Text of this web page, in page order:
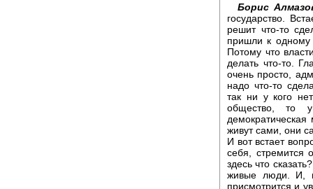
Борис
государство.
решит что-то
пришли к одному
Потому что
делать что-то.
очень просто,
надо что-то
так ни у кого
общество, то
живут сами, они
И вот встает
себя, стремится
здесь что
живые люди. И,
присмотрится и